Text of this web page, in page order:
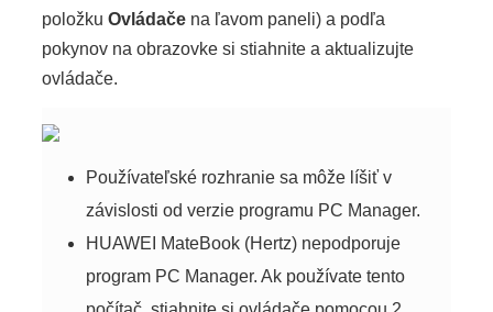
položkuOvládače na ľavom paneli) a podľa
pokynov na obrazovke si stiahnite a aktualizujte
ovládače.
Používateľské rozhranie sa môže líšiť v
závislosti od verzie programu PC Manager.
HUAWEI MateBook (Hertz) nepodporuje
program PC Manager. Ak používate tento